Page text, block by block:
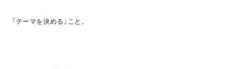
「テーマを決める」こと。